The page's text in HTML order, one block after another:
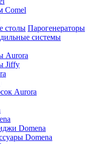
Comel
столы Парогенераторы
системы
Aurora
Jiffy
Aurora
Domena
Domena